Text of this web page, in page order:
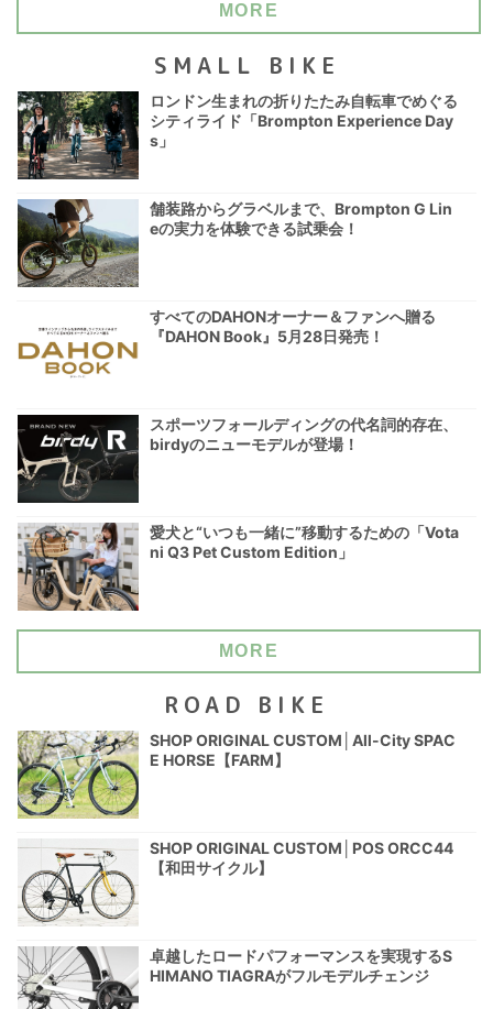
MORE
SMALL BIKE
ロンドン生まれの折りたたみ自転車でめぐる
シティライド「Brompton Experience Day
s」
舗装路からグラベルまで、Brompton G Lin
eの実力を体験できる試乗会！
すべてのDAHONオーナー＆ファンへ贈る
『DAHON Book』5月28日発売！
スポーツフォールディングの代名詞的存在、
birdyのニューモデルが登場！
愛犬と“いつも一緒に”移動するための「Vota
ni Q3 Pet Custom Edition」
MORE
ROAD BIKE
SHOP ORIGINAL CUSTOM│All-City SPAC
E HORSE【FARM】
SHOP ORIGINAL CUSTOM│POS ORCC44
【和田サイクル】
卓越したロードパフォーマンスを実現するS
HIMANO TIAGRAがフルモデルチェンジ